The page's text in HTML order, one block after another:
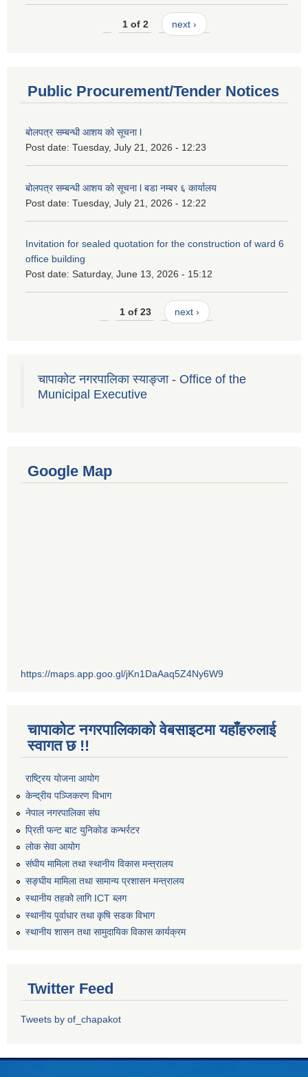
1 of 2 next ›
Public Procurement/Tender Notices
बोलपत्र सम्बन्धी आशय को सूचना l
Post date: Tuesday, July 21, 2026 - 12:23
बोलपत्र सम्बन्धी आशय को सूचना l बडा नम्बर ६ कार्यालय
Post date: Tuesday, July 21, 2026 - 12:22
Invitation for sealed quotation for the construction of ward 6
office building
Post date: Saturday, June 13, 2026 - 15:12
1 of 23 next ›
चापाकोट नगरपालिका स्याङ्जा - Office of the
Municipal Executive
Google Map
https://maps.app.goo.gl/jKn1DaAaq5Z4Ny6W9
चापाकोट नगरपालिकाको वेबसाइटमा यहाँहरुलाई
स्वागत छ !!
राष्ट्रिय योजना आयोग
केन्द्रीय पञ्जिकरण विभाग
नेपाल नगरपालिका संघ
प्रिती फन्ट बाट युनिकोड कन्भर्रटर
लोक सेवा आयोग
संघीय मामिला तथा स्थानीय विकास मन्त्रालय
सङ्घीय मामिला तथा सामान्य प्रशासन मन्त्रालय
स्थानीय तहको लागि ICT ब्लग
स्थानीय पूर्वाधार तथा कृषि सडक विभाग
स्थानीय शासन तथा सामुदायिक विकास कार्यक्रम
Twitter Feed
Tweets by of_chapakot